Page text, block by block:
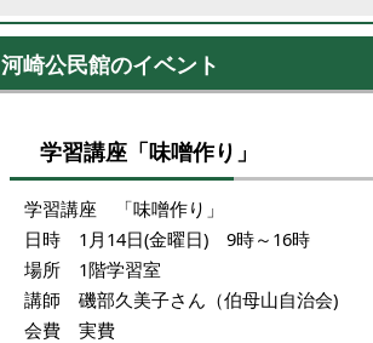
河崎公民館のイベント
学習講座「味噌作り」
学習講座 「味噌作り」
日時 1月14日(金曜日) 9時～16時
場所 1階学習室
講師 磯部久美子さん（伯母山自治会)
会費 実費